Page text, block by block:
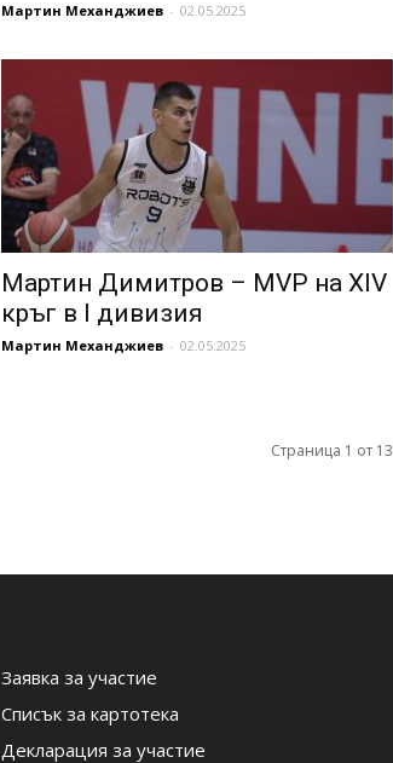
Мартин Механджиев - 02.05.2025
Мартин Димитров – MVP на XIV
кръг в I дивизия
Мартин Механджиев - 02.05.2025
Страница 1 от 13
Заявка за участие
Списък за картотека
Декларация за участие